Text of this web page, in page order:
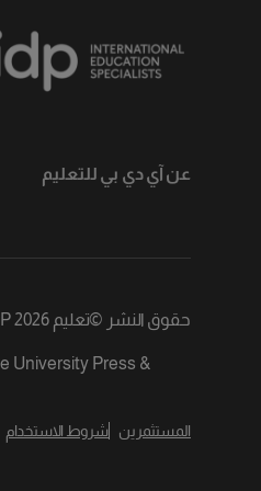
عن آي دي بي للتعليم
حقوق النشر ©تعليم IDP 2026
University Press &
المستثمرين شروط الاستخدام